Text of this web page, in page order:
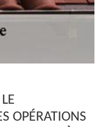
OPÉRATIONS